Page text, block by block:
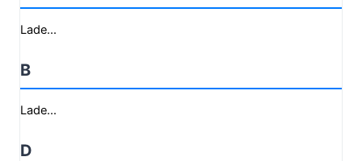
Lade...
B
Lade...
D